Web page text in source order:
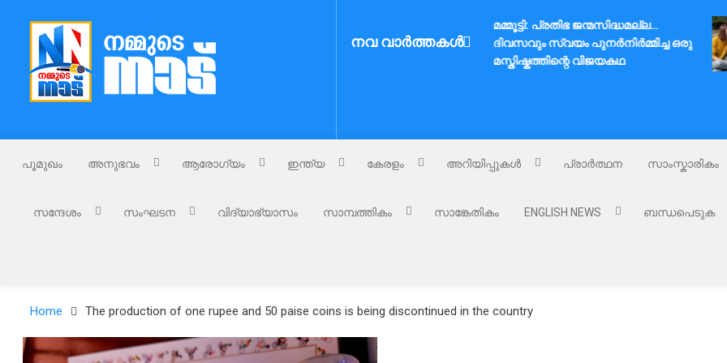
Nammude Naadu
നമ്മുടെ നാട്
നവ വാർത്തകൾ
മമ്മൂട്ടി: പ്രതിഭ ജന്മസിദ്ധമല്ല…
ദിവസവും സ്വയം പുനർനിർമ്മിച്ച ഒരു
മസ്തിഷ്കത്തിന്റെ വിജയകഥ
പൂമുഖം അനുഭവം ആരോഗ്യം ഇന്ത്യ കേരളം അറിയിപ്പുകൾ പ്രാർത്ഥന സാംസ്കാരികം
സന്ദേശം സംഘടന വിദ്യാഭ്യാസം സാമ്പത്തികം സാങ്കേതികം ENGLISH NEWS ബന്ധപെടുക
Home The production of one rupee and 50 paise coins is being discontinued in the country